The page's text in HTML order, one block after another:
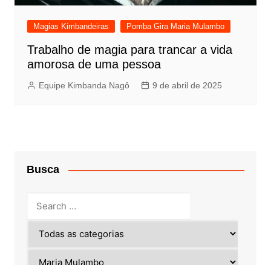
Magias Kimbandeiras Pomba Gira Maria Mulambo
Trabalho de magia para trancar a vida
amorosa de uma pessoa
Equipe Kimbanda Nagô 9 de abril de 2025
Busca